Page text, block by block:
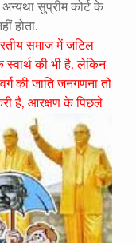
सुप्रीम कोर्ट के
होता.
समाज में जटिल
स्वार्थ की भी है. लेकिन
की जाति जनगणना तो
है, आरक्षण के पिछले